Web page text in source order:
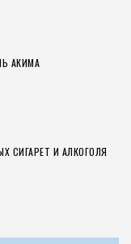
АКИМА
СИГАРЕТ И АЛКОГОЛЯ